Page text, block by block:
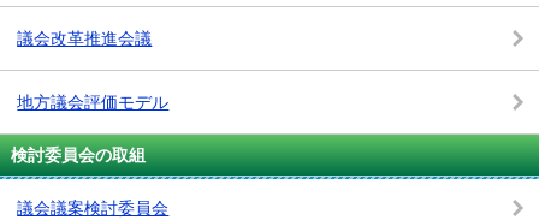
議会改革推進会議
地方議会評価モデル
検討委員会の取組
議会議案検討委員会